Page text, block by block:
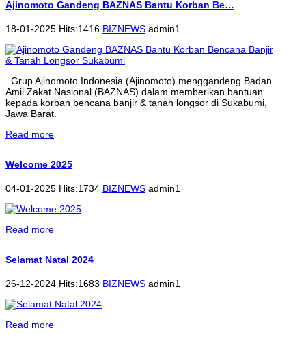
Ajinomoto Gandeng BAZNAS Bantu Korban Be…
18-01-2025 Hits:1416 BIZNEWS admin1
Grup Ajinomoto Indonesia (Ajinomoto) menggandeng Badan
Amil Zakat Nasional (BAZNAS) dalam memberikan bantuan
kepada korban bencana banjir & tanah longsor di Sukabumi,
Jawa Barat.
Read more
Welcome 2025
04-01-2025 Hits:1734 BIZNEWS admin1
Read more
Selamat Natal 2024
26-12-2024 Hits:1683 BIZNEWS admin1
Read more